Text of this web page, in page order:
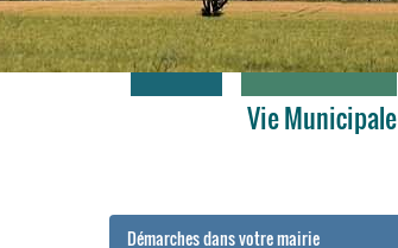
Vie Municipale
Démarches dans votre mairie